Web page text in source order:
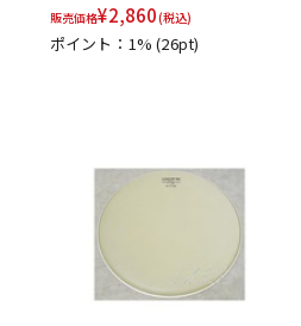
販売価格¥2,860(税込)
ポイント：1%(26pt)